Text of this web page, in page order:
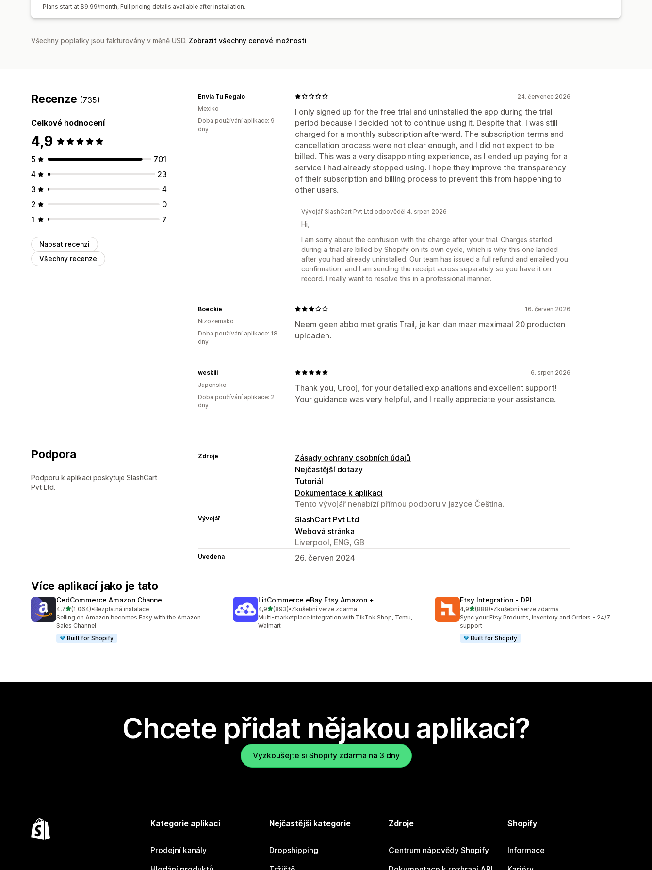
Plans start at $9.99/month, Full pricing details available after installation.
Všechny poplatky jsou fakturovány v měně USD. Zobrazit všechny cenové možnosti
Recenze (735)
Celkové hodnocení
4,9
5
701
4
23
3
4
2
0
1
7
Napsat recenzi
Všechny recenze
24. červenec 2026
I only signed up for the free trial and uninstalled the app during the trial
period because I decided not to continue using it. Despite that, I was still
charged for a monthly subscription afterward. The subscription terms and
cancellation process were not clear enough, and I did not expect to be
billed. This was a very disappointing experience, as I ended up paying for a
service I had already stopped using. I hope they improve the transparency
of their subscription and billing process to prevent this from happening to
other users.
Envia Tu Regalo
Mexiko
Doba používání aplikace: 9
dny
Vývojář SlashCart Pvt Ltd odpověděl 4. srpen 2026
Hi,
I am sorry about the confusion with the charge after your trial. Charges started
during a trial are billed by Shopify on its own cycle, which is why this one landed
after you had already uninstalled. Our team has issued a full refund and emailed you
confirmation, and I am sending the receipt across separately so you have it on
record. I really want to resolve this in a professional manner.
16. červen 2026
Neem geen abbo met gratis Trail, je kan dan maar maximaal 20 producten
uploaden.
Boeckie
Nizozemsko
Doba používání aplikace: 18
dny
6. srpen 2026
Thank you, Urooj, for your detailed explanations and excellent support!
Your guidance was very helpful, and I really appreciate your assistance.
weskiii
Japonsko
Doba používání aplikace: 2
dny
Podpora
Podporu k aplikaci poskytuje SlashCart
Pvt Ltd.
Zdroje
Zásady ochrany osobních údajů
Nejčastější dotazy
Tutoriál
Dokumentace k aplikaci
Tento vývojář nenabízí přímou podporu v jazyce Čeština.
Vývojář
SlashCart Pvt Ltd
Webová stránka
Liverpool, ENG, GB
Uvedena 26. červen 2024
Více aplikací jako je tato
CedCommerce Amazon Channel
4,7z 5 hvězd
(1 064)
Celkový počet recenzí: 1064
•Bezplatná instalace
Selling on Amazon becomes Easy with the Amazon
Sales Channel
Built for Shopify
LitCommerce eBay Etsy Amazon +
4,9z 5 hvězd
(893)
Celkový počet recenzí: 893
•Zkušební verze zdarma
Multi-marketplace integration with TikTok Shop, Temu,
Walmart
Etsy Integration ‑ DPL
4,9z 5 hvězd
(888)
Celkový počet recenzí: 888
•Zkušební verze zdarma
Sync your Etsy Products, Inventory and Orders - 24/7
support
Built for Shopify
Chcete přidat nějakou aplikaci?
Vyzkoušejte si Shopify zdarma na 3 dny
Kategorie aplikací
Prodejní kanály
Nejčastější kategorie
Dropshipping
Zdroje
Centrum nápovědy Shopify
Shopify
Informace